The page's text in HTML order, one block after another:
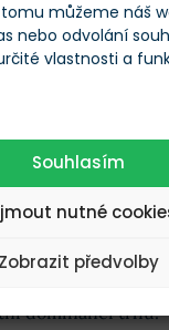
můžeme náš
nebo odvolání
vlastnosti a
Souhlasím
nutné
Zobrazit předvolby
výhled pro
znamená pro
příliš
dominanci trhu.